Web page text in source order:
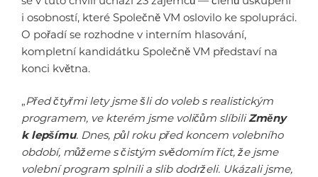
i osobností, které Společně VM oslovilo ke spolupráci.
O pořadí se rozhodne v interním hlasování,
kompletní kandidátku Společně VM představí na
konci května.
„Před čtyřmi lety jsme šli do voleb s realistickým
programem, ve kterém jsme voličům slíbiliZměny
k lepšímu. Dnes, půl roku před koncem volebního
období, můžeme s čistým svědomím říct, že jsme
volební program splnili a slib dodrželi. Ukázali jsme,